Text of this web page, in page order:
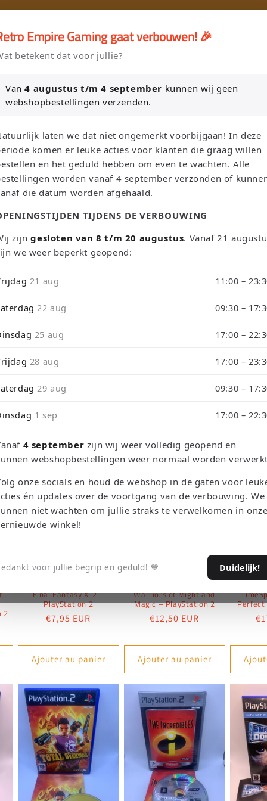
en Verkoop je Game of TCG collectie aan Retro Empire →
Séga Atari Trading Card Games
Single's Funko Pop! Bordspellen Sale!
P
a
y
s
r
é
g
Pays-Bas | EUR €
L
a
n
g
e
Français Recherche
tijdens ons verbouwing10% Korting op Games en Consoles :
September 3 will be shipped on September 4 due to our
2
Final Fantasy X-2 –
PlayStation 2
Prix
€7,95 EUR
Ajouter au panier
Warriors of Might and
Magic – PlayStation 2
Prix
€12,50 EUR
Ajouter au panier
Perfect
Empire Gaming gaat verbouwen! 🎉
betekent dat voor jullie?
Van4 augustus t/m 4 september kunnen wij geen
webshopbestellingen verzenden.
laten we dat niet ongemerkt voorbijgaan! In deze
komen er leuke acties voor klanten die graag willen
en het geduld hebben om even te wachten. Alle
worden vanaf 4 september verzonden of
die datum worden afgehaald.
TIJDENS DE VERBOUWING
zijngesloten van 8 t/m 20 augustus. Vanaf 21
we weer beperkt geopend:
21 aug 11:00 –
22 aug 09:30 –
25 aug 17:00 –
28 aug 17:00 –
29 aug 09:30 –
1 sep 17:00 –
4 september zijn wij weer volledig geopend en
webshopbestellingen weer normaal worden
onze socials en houd de webshop in de gaten voor
én updates over de voortgang van de verbouwing. We
niet wachten om jullie straks te verwelkomen in onze
winkel!
voor jullie begrip en geduld! 💙 Duidelijk!